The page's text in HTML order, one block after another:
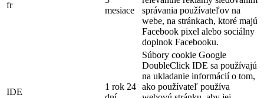
fr
mesiace
správania používateľov na
webe, na stránkach, ktoré majú
Facebook pixel alebo sociálny
doplnok Facebooku.
IDE
1 rok 24
Súbory cookie Google
DoubleClick IDE sa používajú
na ukladanie informácií o tom,
ako používateľ používa